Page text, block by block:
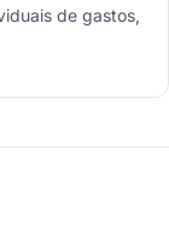
de gastos,